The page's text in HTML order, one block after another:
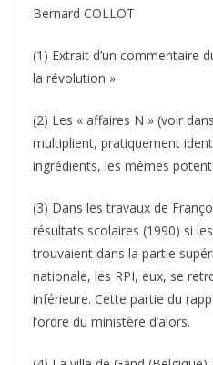
Bernard COLLOT
(1) Extrait d’un commentaire
la révolution »
(2) Les « affaires N » (voir
multiplient, pratiquement
ingrédients, les mêmes
(3) Dans les travaux de
résultats scolaires (1990) si
trouvaient dans la partie
nationale, les RPI, eux, se
inférieure. Cette partie du
l’ordre du ministère d’alors.